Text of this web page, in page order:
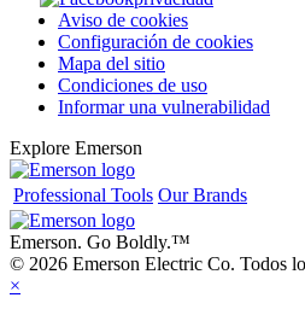
Aviso de cookies
Configuración de cookies
Mapa del sitio
Condiciones de uso
Informar una vulnerabilidad
Explore Emerson
Professional Tools Our Brands
Emerson. Go Boldly.™
© 2026 Emerson Electric Co. Todos
×